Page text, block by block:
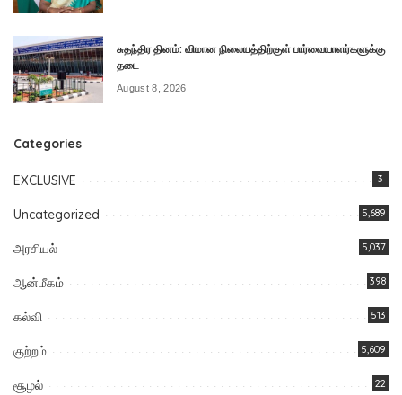
சுதந்திர தினம்: விமான நிலையத்திற்குள் பார்வையாளர்களுக்கு
தடை
August 8, 2026
Categories
EXCLUSIVE 3
Uncategorized 5,689
அரசியல் 5,037
ஆன்மீகம் 398
கல்வி 513
குற்றம் 5,609
சூழல் 22